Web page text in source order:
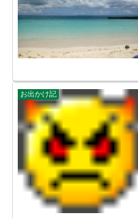
お出かけ記